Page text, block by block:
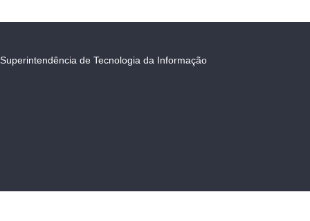
Superintendência de Tecnologia da Informação